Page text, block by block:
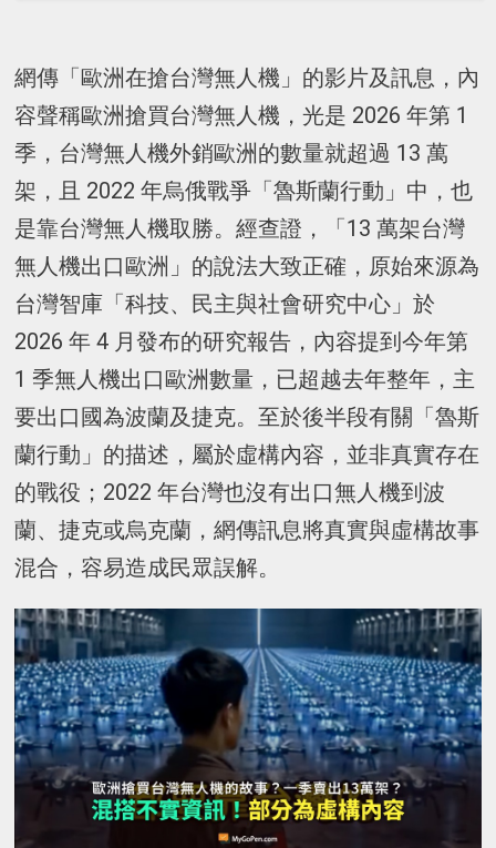
網傳「歐洲在搶台灣無人機」的影片及訊息，內
容聲稱歐洲搶買台灣無人機，光是 2026 年第 1
季，台灣無人機外銷歐洲的數量就超過 13 萬
架，且 2022 年烏俄戰爭「魯斯蘭行動」中，也
是靠台灣無人機取勝。經查證，「13 萬架台灣
無人機出口歐洲」的說法大致正確，原始來源為
台灣智庫「科技、民主與社會研究中心」於
2026 年 4 月發布的研究報告，內容提到今年第
1 季無人機出口歐洲數量，已超越去年整年，主
要出口國為波蘭及捷克。至於後半段有關「魯斯
蘭行動」的描述，屬於虛構內容，並非真實存在
的戰役；2022 年台灣也沒有出口無人機到波
蘭、捷克或烏克蘭，網傳訊息將真實與虛構故事
混合，容易造成民眾誤解。